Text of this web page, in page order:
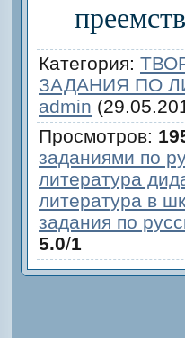
Категория:
ЗАДАНИЯ ПО
admin
Просмотров:
заданиями по
литература
литература в
задания по
5.0/1